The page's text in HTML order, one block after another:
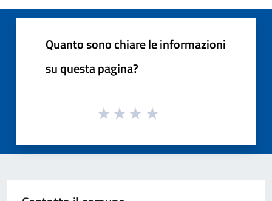
Quanto sono chiare le informazioni
su questa pagina?